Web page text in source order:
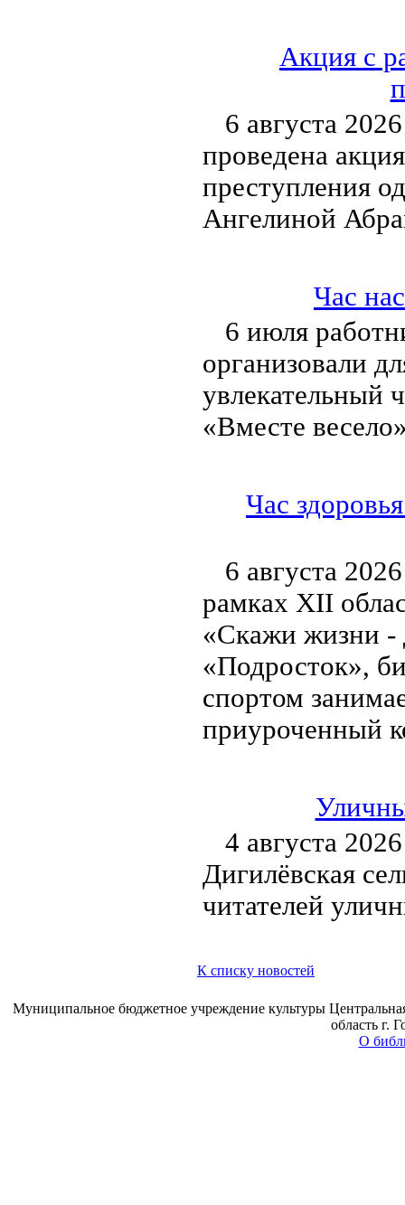
Акция с
6 августа
проведена
преступления
Ангелиной
Час
6 июля
организовали
увлекательный
«Вместе
Час
6 августа
рамках XII
«Скажи жизни -
«Подросток»,
спортом
приуроченный
4 августа
Дигилёвская
читателей
К списку новостей
Муниципальное бюджетное учреждение культуры
область г.
О